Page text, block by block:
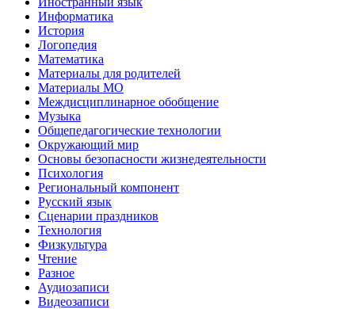
Информатика
История
Логопедия
Математика
Материалы для родителей
Материалы МО
Междисциплинарное обобщение
Музыка
Общепедагогические технологии
Окружающий мир
Основы безопасности жизнедеятельности
Психология
Региональный компонент
Русский язык
Сценарии праздников
Технология
Физкультура
Чтение
Разное
Аудиозаписи
Видеозаписи